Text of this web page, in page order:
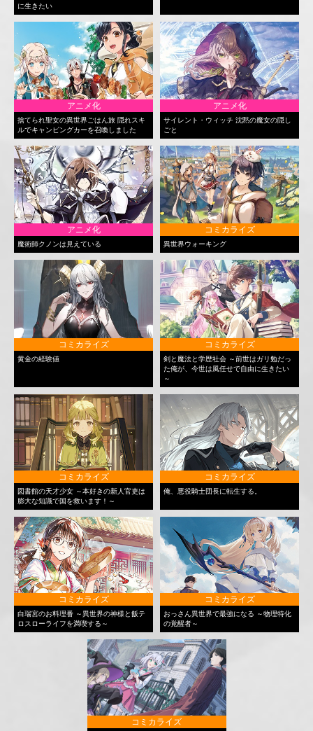
に生きたい
アニメ化
捨てられ聖女の異世界ごはん旅 隠れスキ
ルでキャンピングカーを召喚しました
アニメ化
サイレント・ウィッチ 沈黙の魔女の隠し
ごと
アニメ化
魔術師クノンは見えている
コミカライズ
異世界ウォーキング
コミカライズ
黄金の経験値
コミカライズ
剣と魔法と学歴社会 ～前世はガリ勉だっ
た俺が、今世は風任せで自由に生きたい
～
コミカライズ
図書館の天才少女 ～本好きの新人官吏は
膨大な知識で国を救います！～
コミカライズ
俺、悪役騎士団長に転生する。
コミカライズ
白瑞宮のお料理番 ～異世界の神様と飯テ
ロスローライフを満喫する～
コミカライズ
おっさん異世界で最強になる ～物理特化
の覚醒者～
コミカライズ